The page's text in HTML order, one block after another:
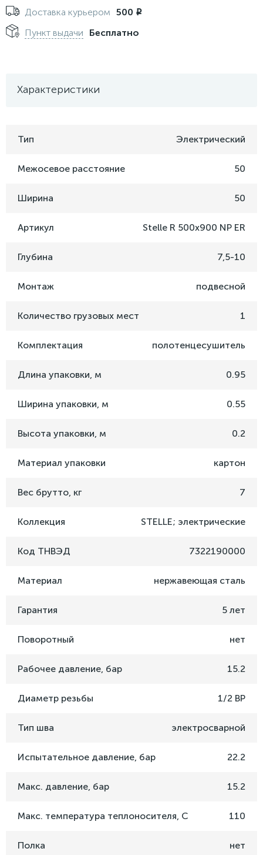
Доставка курьером 500 i
Пункт выдачи Бесплатно
Характеристики
Тип Электрический
Межосевое расстояние 50
Ширина 50
Артикул Stelle R 500x900 NP ER
Глубина 7,5-10
Монтаж подвесной
Количество грузовых мест 1
Комплектация полотенцесушитель
Длина упаковки, м 0.95
Ширина упаковки, м 0.55
Высота упаковки, м 0.2
Материал упаковки картон
Вес брутто, кг 7
Коллекция STELLE; электрические
Код ТНВЭД 7322190000
Материал нержавеющая сталь
Гарантия 5 лет
Поворотный нет
Рабочее давление, бар 15.2
Диаметр резьбы 1/2 ВР
Тип шва электросварной
Испытательное давление, бар 22.2
Макс. давление, бар 15.2
Макс. температура теплоносителя, C 110
Полка нет